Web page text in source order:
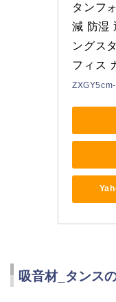
タンフ
減 防湿
ングス
フィス
吸音材_タンス